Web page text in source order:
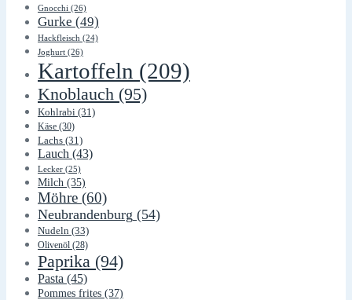
Gnocchi (26)
Gurke (49)
Hackfleisch (24)
Joghurt (26)
Kartoffeln (209)
Knoblauch (95)
Kohlrabi (31)
Käse (30)
Lachs (31)
Lauch (43)
Lecker (25)
Milch (35)
Möhre (60)
Neubrandenburg (54)
Nudeln (33)
Olivenöl (28)
Paprika (94)
Pasta (45)
Pommes frites (37)